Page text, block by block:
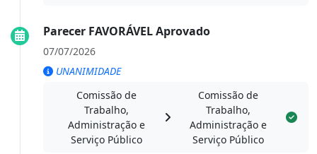
Parecer FAVORÁVEL Aprovado
07/07/2026
UNANIMIDADE
Comissão de
Trabalho,
Administração e
Serviço Público
Comissão de
Trabalho,
Administração e
Serviço Público